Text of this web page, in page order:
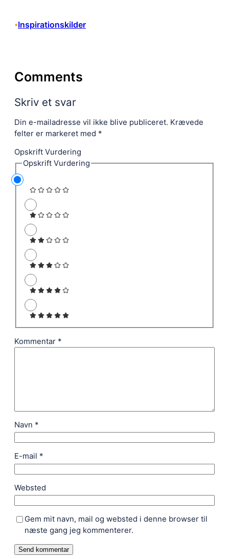
•Inspirationskilder
Comments
Skriv et svar
Din e-mailadresse vil ikke blive publiceret. Krævede
felter er markeret med *
Opskrift Vurdering
Opskrift Vurdering
Kommentar *
Navn *
E-mail *
Websted
Gem mit navn, mail og websted i denne browser til
næste gang jeg kommenterer.